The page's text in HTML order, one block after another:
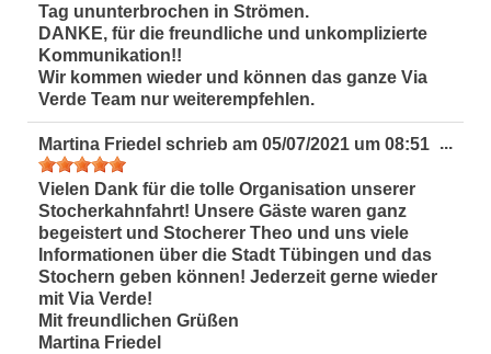
Tag ununterbrochen in Strömen.
DANKE, für die freundliche und unkomplizierte
Kommunikation!!
Wir kommen wieder und können das ganze Via
Verde Team nur weiterempfehlen.
Martina Friedel schrieb am 05/07/2021 um 08:51
Vielen Dank für die tolle Organisation unserer
Stocherkahnfahrt! Unsere Gäste waren ganz
begeistert und Stocherer Theo und uns viele
Informationen über die Stadt Tübingen und das
Stochern geben können! Jederzeit gerne wieder
mit Via Verde!
Mit freundlichen Grüßen
Martina Friedel
...